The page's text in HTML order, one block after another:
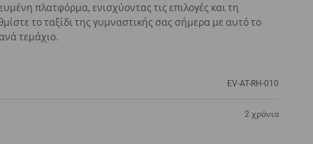
πλατφόρμα, ενισχύοντας τις επιλογές και τη
το ταξίδι της γυμναστικής σας σήμερα με αυτό το
τεμάχιο.
EV-AT-RH-010
2 χρόνια